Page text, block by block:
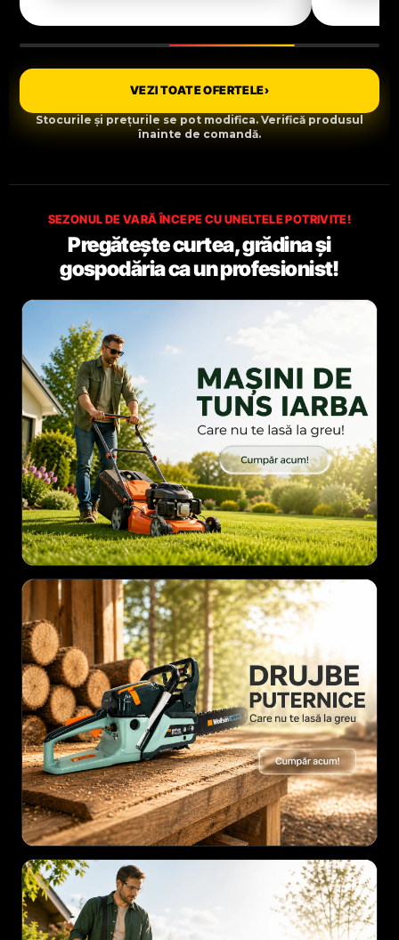
VEZI TOATE OFERTELE›
Stocurile și prețurile se pot modifica. Verifică produsul
înainte de comandă.
SEZONUL DE VARĂ ÎNCEPE CU UNELTELE POTRIVITE!
Pregătește curtea, grădina și
gospodăria ca un profesionist!